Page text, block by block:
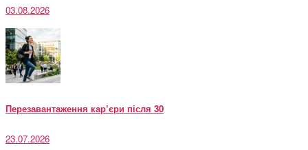
03.08.2026
Перезавантаження кар’єри після 30
23.07.2026